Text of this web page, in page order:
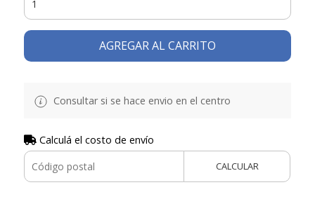
AGREGAR AL CARRITO
Consultar si se hace envio en el centro
Calculá el costo de envío
CALCULAR